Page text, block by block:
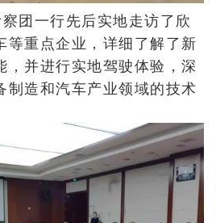
团一行先后实地走访了欣
等重点企业，详细了解了新
，并进行实地驾驶体验，深
制造和汽车产业领域的技术